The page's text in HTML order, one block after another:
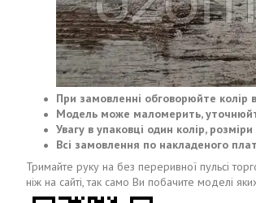
При замовленні обговорюйте колір
Модель може маломерить,
Увагу в упаковці один колір,
Всі замовлення по накладеного
Тримайте руку на без переривної пульсі
ніж на сайті, так само Ви побачите моделі